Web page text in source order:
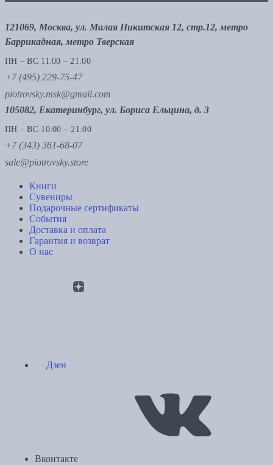
121069, Москва, ул. Малая Никитская 12, стр.12, метро
Баррикадная, метро Тверская
ПН – ВС 11:00 – 21:00
+7 (495) 229-75-47
piotrovsky.msk@gmail.com
105082, Екатеринбург, ул. Бориса Ельцина, д. 3
ПН – ВС 10:00 – 21:00
+7 (343) 361-68-07
sale@piotrovsky.store
Книги
Сувениры
Подарочные сертификаты
События
Доставка и оплата
Гарантия и возврат
О нас
Дзен
Вконтакте